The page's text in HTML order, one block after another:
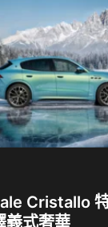
Cristallo
式奢華